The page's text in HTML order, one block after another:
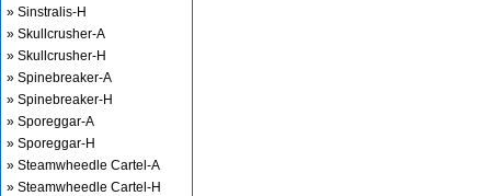
» Sinstralis-H
» Skullcrusher-A
» Skullcrusher-H
» Spinebreaker-A
» Spinebreaker-H
» Sporeggar-A
» Sporeggar-H
» Steamwheedle Cartel-A
» Steamwheedle Cartel-H